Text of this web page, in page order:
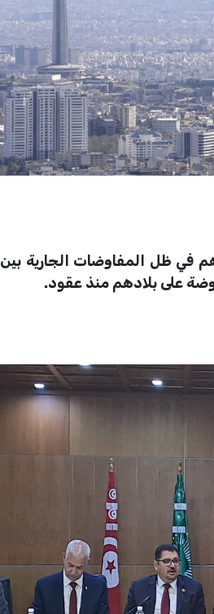
في ظل المفاوضات الجارية بين
على بلادهم منذ عقود.